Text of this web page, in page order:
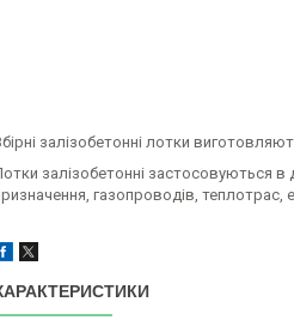
залізобетонні лотки
залізобетонні застосовуються
газопроводів, теплотрас,